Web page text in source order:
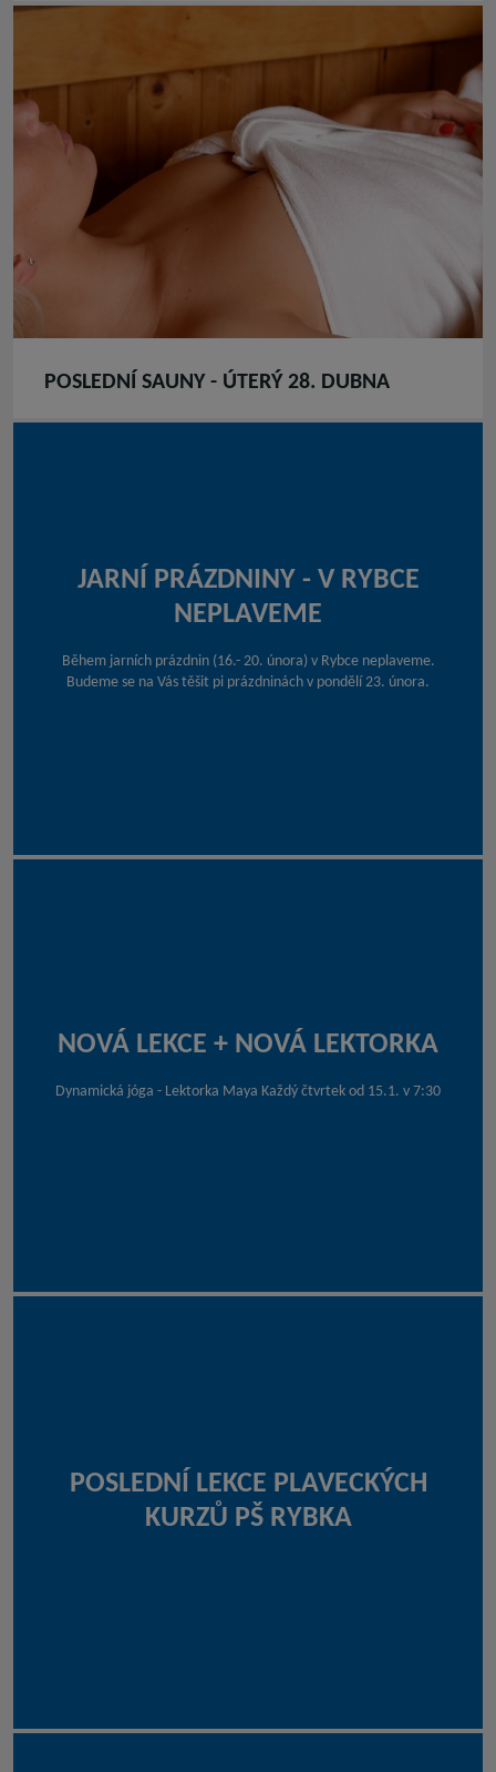
POSLEDNÍ SAUNY - ÚTERÝ 28. DUBNA
JARNÍ PRÁZDNINY - V RYBCE
NEPLAVEME
Během jarních prázdnin (16.- 20. února) v Rybce neplaveme.
Budeme se na Vás těšit pi prázdninách v pondělí 23. února.
NOVÁ LEKCE + NOVÁ LEKTORKA
Dynamická jóga - Lektorka Maya Každý čtvrtek od 15.1. v 7:30
POSLEDNÍ LEKCE PLAVECKÝCH
KURZŮ PŠ RYBKA